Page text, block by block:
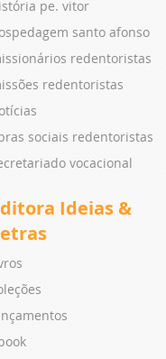
pe. vitor
santo afonso
redentoristas
redentoristas
sociais redentoristas
vocacional
Ideias &